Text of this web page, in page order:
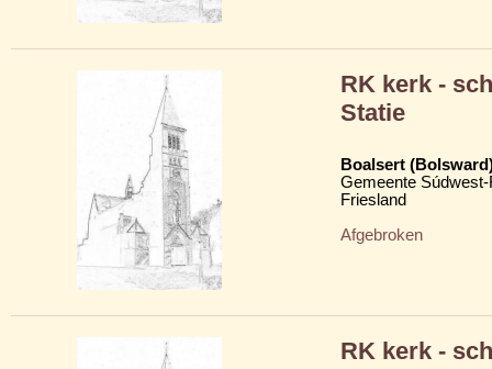
RK kerk -
Statie
Boalsert
Gemeente
Friesland
Afgebroken
RK kerk -